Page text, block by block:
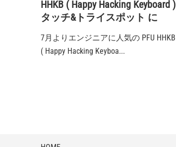
HHKB ( Happy Hacking Keyboard )
タッチ&トライスポット に
7月よりエンジニアに人気の PFU HHKB
( Happy Hacking Keyboa...